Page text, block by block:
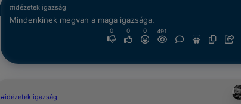
#idézetek igazság
Mindenkinek megvan a maga igazsága.
0 0 0 491
#idézetek igazság